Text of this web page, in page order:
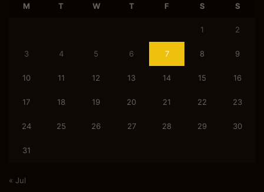
M T W T F S S
1 2
3 4 5 6 7 8 9
10 11 12 13 14 15 16
17 18 19 20 21 22 23
24 25 26 27 28 29 30
31
« Jul